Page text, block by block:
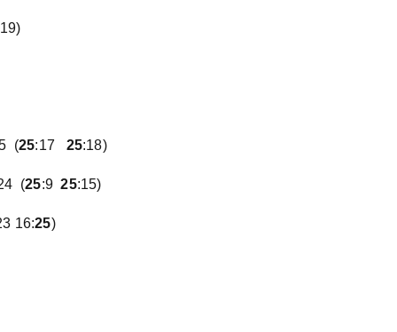
(25:17 25:18)
(25:925:15)
16:25)